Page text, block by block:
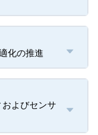
化の推進
よびセンサ